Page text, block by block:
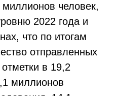
человек,
2022 года и
что по итогам
отправленных
в 19,2
миллионов